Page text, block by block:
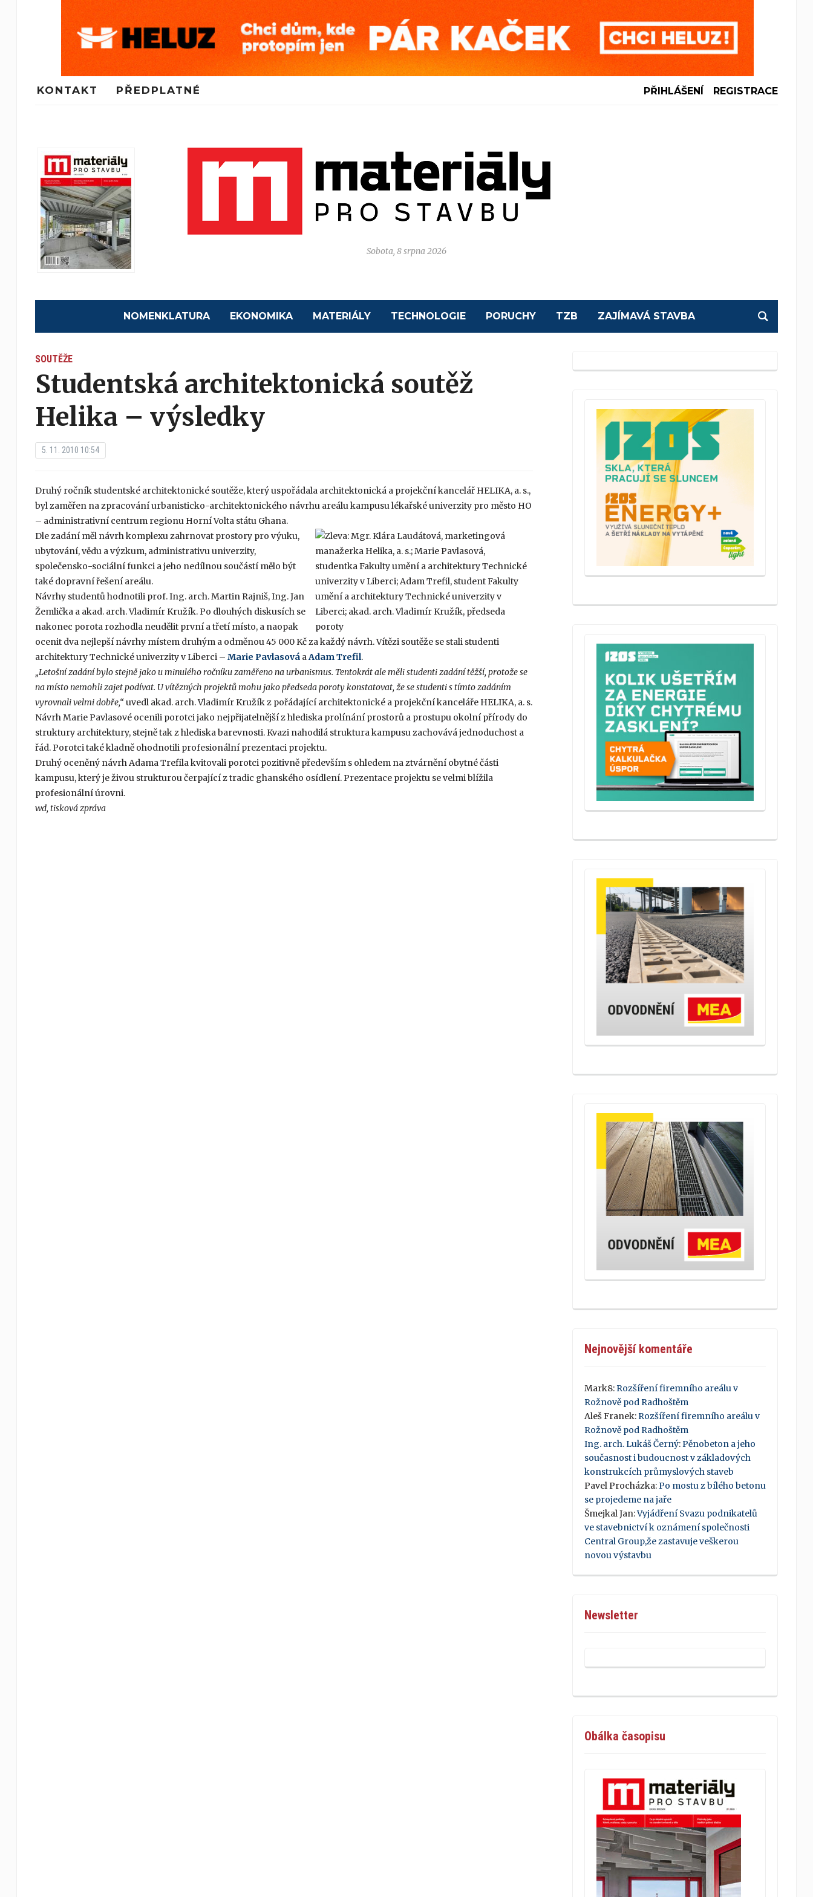
KONTAKT PŘEDPLATNÉ PŘIHLÁŠENÍ REGISTRACE
Sobota, 8 srpna 2026
NOMENKLATURA EKONOMIKA MATERIÁLY TECHNOLOGIE PORUCHY TZB ZAJÍMAVÁ STAVBA
SOUTĚŽE
Studentská architektonická soutěž
Helika – výsledky
5. 11. 2010 10:54
Druhý ročník studentské architektonické soutěže, který uspořádala architektonická a projekční kancelář HELIKA, a. s.,
byl zaměřen na zpracování urbanisticko-architektonického návrhu areálu kampusu lékařské univerzity pro město HO
– administrativní centrum regionu Horní Volta státu Ghana.
Dle zadání měl návrh komplexu zahrnovat prostory pro výuku,
ubytování, vědu a výzkum, administrativu univerzity,
společensko-sociální funkci a jeho nedílnou součástí mělo být
také dopravní řešení areálu.
Návrhy studentů hodnotili prof. Ing. arch. Martin Rajniš, Ing. Jan
Žemlička a akad. arch. Vladimír Kružík. Po dlouhých diskusích se
nakonec porota rozhodla neudělit první a třetí místo, a naopak
ocenit dva nejlepší návrhy místem druhým a odměnou 45 000 Kč za každý návrh. Vítězi soutěže se stali studenti
architektury Technické univerzity v Liberci – Marie Pavlasová aAdam Trefil.
„Letošní zadání bylo stejně jako u minulého ročníku zaměřeno na urbanismus. Tentokrát ale měli studenti zadání těžší, protože se
na místo nemohli zajet podívat. U vítězných projektů mohu jako předseda poroty konstatovat, že se studenti s tímto zadáním
vyrovnali velmi dobře,“ uvedl akad. arch. Vladimír Kružík z pořádající architektonické a projekční kanceláře HELIKA, a. s.
Návrh Marie Pavlasové ocenili porotci jako nejpřijatelnější z hlediska prolínání prostorů a prostupu okolní přírody do
struktury architektury, stejně tak z hlediska barevnosti. Kvazi nahodilá struktura kampusu zachovává jednoduchost a
řád. Porotci také kladně ohodnotili profesionální prezentaci projektu.
Druhý oceněný návrh Adama Trefila kvitovali porotci pozitivně především s ohledem na ztvárnění obytné části
kampusu, který je živou strukturou čerpající z tradic ghanského osídlení. Prezentace projektu se velmi blížila
profesionální úrovni.
wd, tisková zpráva
Nejnovější komentáře
Mark8:Rozšíření firemního areálu v
Rožnově pod Radhoštěm
Aleš Franek:Rozšíření firemního areálu v
Rožnově pod Radhoštěm
Ing. arch. Lukáš Černý:Pěnobeton a jeho
současnost i budoucnost v základových
konstrukcích průmyslových staveb
Pavel Procházka:Po mostu z bílého betonu
se projedeme na jaře
Šmejkal Jan:Vyjádření Svazu podnikatelů
ve stavebnictví k oznámení společnosti
Central Group,že zastavuje veškerou
novou výstavbu
Newsletter
Obálka časopisu